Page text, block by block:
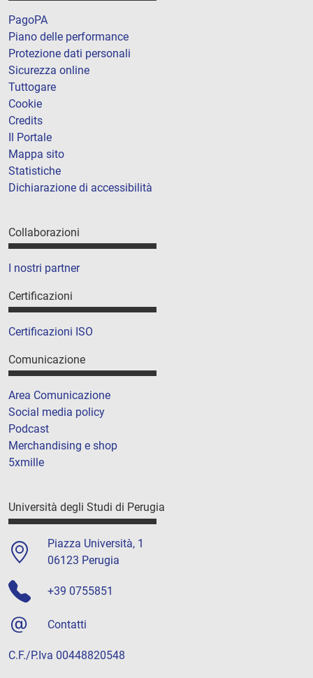
PagoPA
Piano delle performance
Protezione dati personali
Sicurezza online
Tuttogare
Cookie
Credits
Il Portale
Mappa sito
Statistiche
Dichiarazione di accessibilità
Collaborazioni
I nostri partner
Certificazioni
Certificazioni ISO
Comunicazione
Area Comunicazione
Social media policy
Podcast
Merchandising e shop
5xmille
Università degli Studi di Perugia
Piazza Università, 1
06123 Perugia
+39 0755851
Contatti
C.F./P.Iva 00448820548